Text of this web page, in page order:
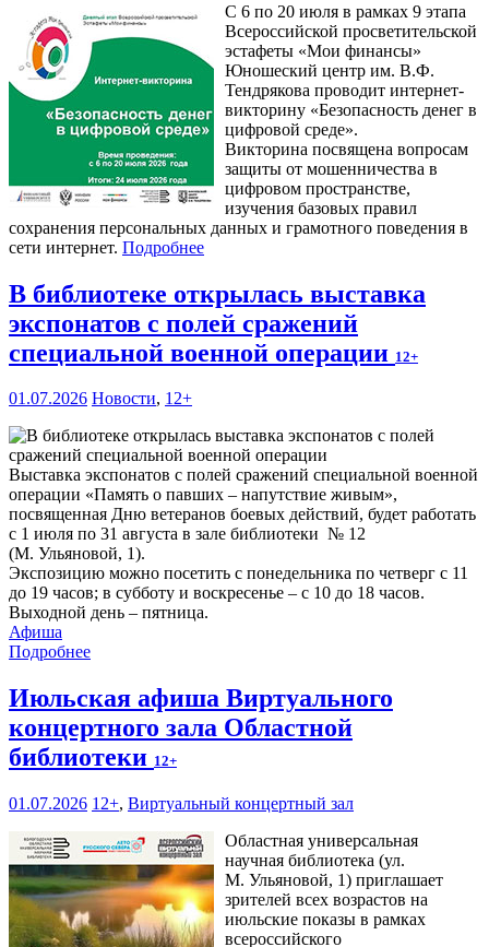
С 6 по 20 июля в рамках 9 этапа
Всероссийской просветительской
эстафеты «Мои финансы»
Юношеский центр им. В.Ф.
Тендрякова проводит интернет-
викторину «Безопасность денег в
цифровой среде».
Викторина посвящена вопросам
защиты от мошенничества в
цифровом пространстве,
изучения базовых правил
сохранения персональных данных и грамотного поведения в
сети интернет. Подробнее
В библиотеке открылась выставка
экспонатов с полей сражений
специальной военной операции 12+
01.07.2026 Новости, 12+
Выставка экспонатов с полей сражений специальной военной
операции «Память о павших – напутствие живым»,
посвященная Дню ветеранов боевых действий, будет работать
с 1 июля по 31 августа в зале библиотеки № 12
(М. Ульяновой, 1).
Экспозицию можно посетить с понедельника по четверг с 11
до 19 часов; в субботу и воскресенье – с 10 до 18 часов.
Выходной день – пятница.
Афиша
Подробнее
Июльская афиша Виртуального
концертного зала Областной
библиотеки 12+
01.07.2026 12+, Виртуальный концертный зал
Областная универсальная
научная библиотека (ул.
М. Ульяновой, 1) приглашает
зрителей всех возрастов на
июльские показы в рамках
всероссийского